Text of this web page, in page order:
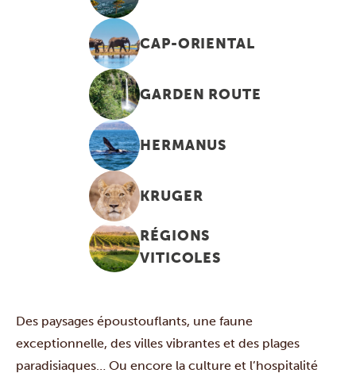
CAP-ORIENTAL
GARDEN ROUTE
HERMANUS
KRUGER
RÉGIONS
VITICOLES
Des paysages époustouflants, une faune
exceptionnelle, des villes vibrantes et des plages
paradisiaques… Ou encore la culture et l’hospitalité